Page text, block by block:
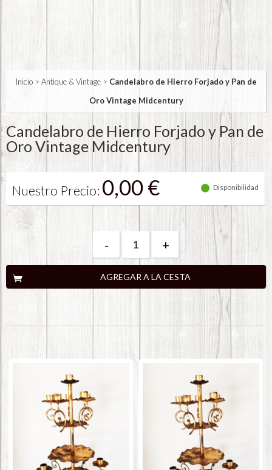
Inicio> Antique & Vintage> Candelabro de Hierro Forjado y Pan de
Oro Vintage Midcentury
Candelabro de Hierro Forjado y Pan de
Oro Vintage Midcentury
Nuestro Precio: 0,00 € Disponibilidad
- +
AGREGAR A LA CESTA